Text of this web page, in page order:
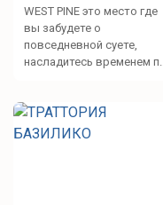
WEST PINE это место где
вы забудете о
повседневной суете,
насладитесь временем